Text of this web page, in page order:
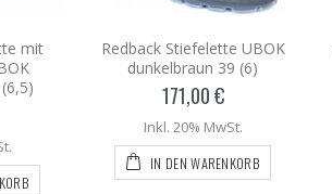
mit
Redback Stiefelette UBOK
dunkelbraun 39 (6)
171,00 €
Inkl. 20% MwSt.
IN DEN WARENKORB